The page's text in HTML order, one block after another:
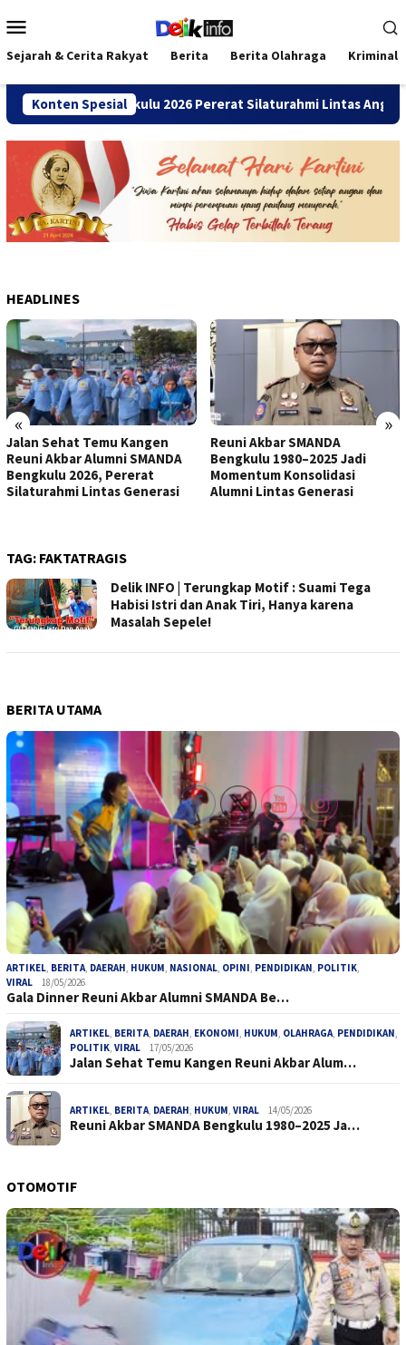
ke
kontenMobile
Sejarah & Cerita Rakyat Berita Berita Olahraga Kriminal
Konten Spesial
SMANDA Bengkulu 2026 Pererat Silaturahmi Lintas Angkatan
HEADLINES
« »
Jalan Sehat Temu Kangen
Reuni Akbar Alumni SMANDA
Bengkulu 2026, Pererat
Silaturahmi Lintas Generasi
Reuni Akbar SMANDA
Bengkulu 1980–2025 Jadi
Momentum Konsolidasi
Alumni Lintas Generasi
TAG: FAKTATRAGIS
Delik INFO | Terungkap Motif : Suami Tega
Habisi Istri dan Anak Tiri, Hanya karena
Masalah Sepele!
BERITA UTAMA
ARTIKEL, BERITA, DAERAH, HUKUM, NASIONAL, OPINI, PENDIDIKAN, POLITIK,
VIRAL
18/05/2026
Gala Dinner Reuni Akbar Alumni SMANDA Be…
ARTIKEL, BERITA, DAERAH, EKONOMI, HUKUM, OLAHRAGA, PENDIDIKAN,
POLITIK, VIRAL 17/05/2026
Jalan Sehat Temu Kangen Reuni Akbar Alum…
ARTIKEL, BERITA, DAERAH, HUKUM, VIRAL 14/05/2026
Reuni Akbar SMANDA Bengkulu 1980–2025 Ja…
OTOMOTIF